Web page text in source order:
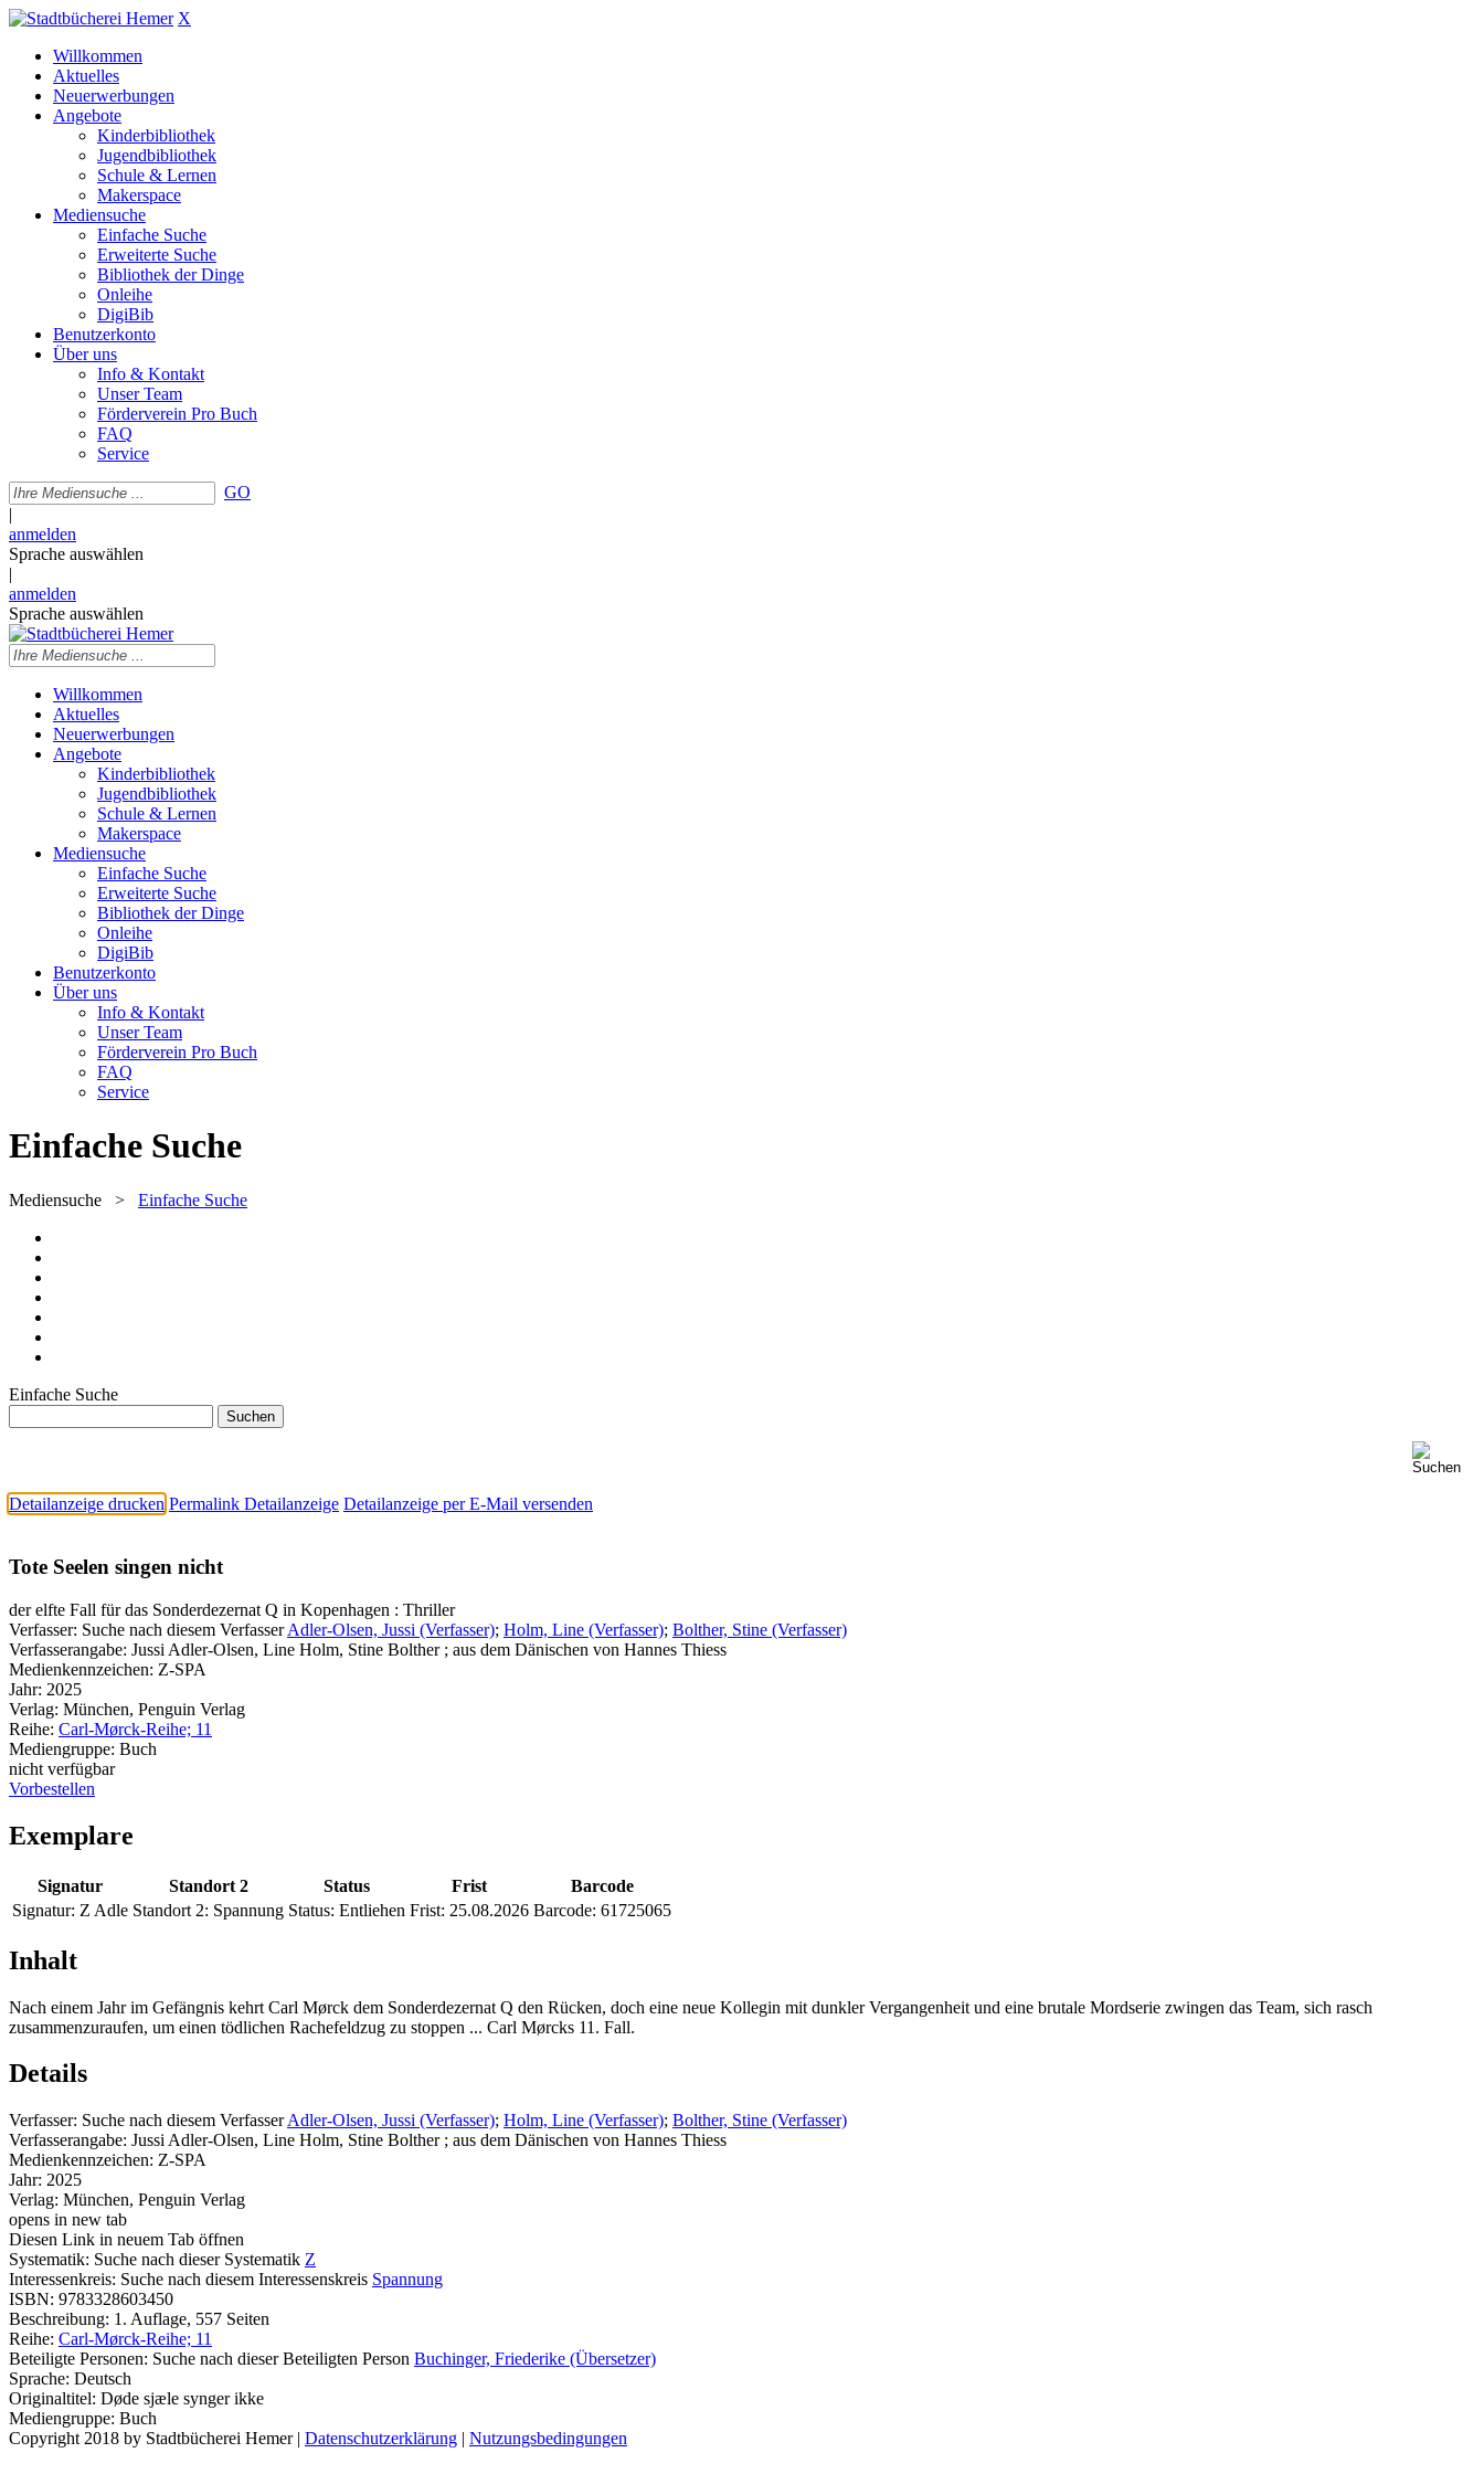
X
Willkommen
Aktuelles
Neuerwerbungen
Angebote
Kinderbibliothek
Jugendbibliothek
Schule & Lernen
Makerspace
Mediensuche
Einfache Suche
Erweiterte Suche
Bibliothek der Dinge
Onleihe
DigiBib
Benutzerkonto
Über uns
Info & Kontakt
Unser Team
Förderverein Pro Buch
FAQ
Service
GO
|
anmelden
Sprache auswählen
|
anmelden
Sprache auswählen
Willkommen
Aktuelles
Neuerwerbungen
Angebote
Kinderbibliothek
Jugendbibliothek
Schule & Lernen
Makerspace
Mediensuche
Einfache Suche
Erweiterte Suche
Bibliothek der Dinge
Onleihe
DigiBib
Benutzerkonto
Über uns
Info & Kontakt
Unser Team
Förderverein Pro Buch
FAQ
Service
Einfache Suche
Mediensuche > Einfache Suche
Einfache Suche
Detailanzeige drucken Permalink Detailanzeige Detailanzeige per E-Mail versenden
Tote Seelen singen nicht
der elfte Fall für das Sonderdezernat Q in Kopenhagen : Thriller
Verfasser: Suche nach diesem Verfasser Adler-Olsen, Jussi (Verfasser); Holm, Line (Verfasser); Bolther, Stine (Verfasser)
Verfasserangabe: Jussi Adler-Olsen, Line Holm, Stine Bolther ; aus dem Dänischen von Hannes Thiess
Medienkennzeichen: Z-SPA
Jahr: 2025
Verlag: München, Penguin Verlag
Reihe: Carl-Mørck-Reihe; 11
Mediengruppe: Buch
nicht verfügbar
Vorbestellen
Exemplare
Signatur Standort 2 Status Frist
Barcode
Signatur: Z Adle Standort 2: Spannung Status: Entliehen Frist: 25.08.2026 Barcode: 61725065
Inhalt
Nach einem Jahr im Gefängnis kehrt Carl Mørck dem Sonderdezernat Q den Rücken, doch eine neue Kollegin mit dunkler Vergangenheit und eine brutale Mordserie zwingen das Team, sich rasch
zusammenzuraufen, um einen tödlichen Rachefeldzug zu stoppen ... Carl Mørcks 11. Fall.
Details
Verfasser: Suche nach diesem Verfasser Adler-Olsen, Jussi (Verfasser); Holm, Line (Verfasser); Bolther, Stine (Verfasser)
Verfasserangabe: Jussi Adler-Olsen, Line Holm, Stine Bolther ; aus dem Dänischen von Hannes Thiess
Medienkennzeichen: Z-SPA
Jahr: 2025
Verlag: München, Penguin Verlag
opens in new tab
Diesen Link in neuem Tab öffnen
Systematik: Suche nach dieser Systematik Z
Interessenkreis: Suche nach diesem Interessenskreis Spannung
ISBN: 9783328603450
Beschreibung: 1. Auflage, 557 Seiten
Reihe: Carl-Mørck-Reihe; 11
Beteiligte Personen: Suche nach dieser Beteiligten Person Buchinger, Friederike (Übersetzer)
Sprache: Deutsch
Originaltitel: Døde sjæle synger ikke
Mediengruppe: Buch
Copyright 2018 by Stadtbücherei Hemer | Datenschutzerklärung | Nutzungsbedingungen